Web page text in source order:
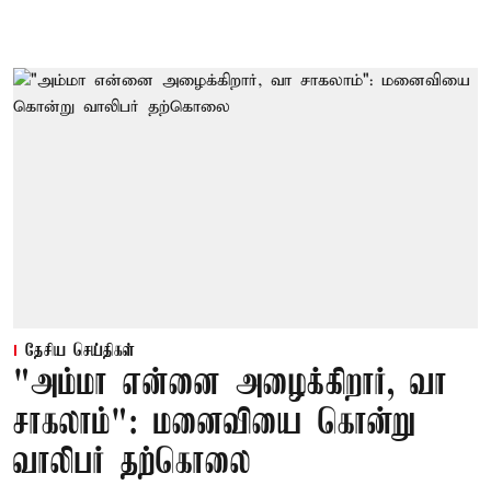
தேசிய செய்திகள்
"அம்மா என்னை அழைக்கிறார், வா
சாகலாம்": மனைவியை கொன்று
வாலிபர் தற்கொலை